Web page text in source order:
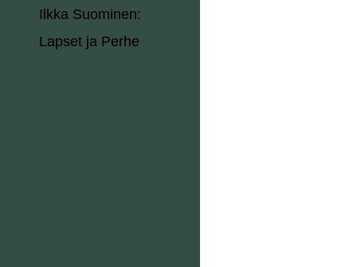
Ilkka Suominen:
Lapset ja Perhe